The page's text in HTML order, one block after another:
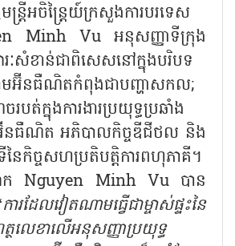
ត្រីអចិន្ត្រៃយ៍ក្រសួងការបរទេស
Minh Vu អនុសញ្ញាទីក្រុង
សំខាន់ជាពិសេសនៅក្នុងបរិបទ
អ៊ីនធឺណិតកំពុងជាបញ្ហាសកល;
ត់ក្នុងការងារប្រយុទ្ធប្រឆាំង
អ៊ីនធឺណិត អភិបាលកិច្ចឌីជីថល និង
ៃកិច្ចសហប្រតិបត្តិការពហុភាគី។
ោក Nguyen Minh Vu បាន
ការដែលវៀតណាមធ្វើជាម្ចាស់ផ្ទះនៃ
ថលេខាលើអនុសញ្ញាប្រយុទ្ធ